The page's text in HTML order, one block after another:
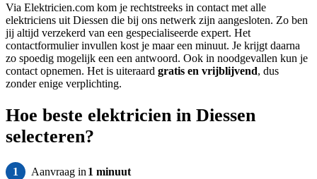
Via Elektricien.com kom je rechtstreeks in contact met alle
elektriciens uit Diessen die bij ons netwerk zijn aangesloten. Zo ben
jij altijd verzekerd van een gespecialiseerde expert. Het
contactformulier invullen kost je maar een minuut. Je krijgt daarna
zo spoedig mogelijk een een antwoord. Ook in noodgevallen kun je
contact opnemen. Het is uiteraard gratis en vrijblijvend, dus
zonder enige verplichting.
Hoe beste elektricien in Diessen
selecteren?
1 Aanvraag in 1 minuut